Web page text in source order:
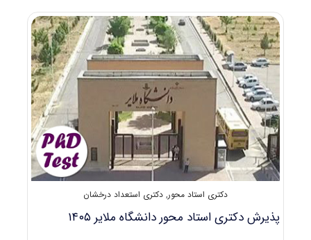
بدون
کنکور
دانشگاه
حکیم
سبزواری
۱۴۰۵
دکتری استاد محور, دکتری استعداد درخشان
پذیرش دکتری استاد محور دانشگاه ملایر ۱۴۰۵